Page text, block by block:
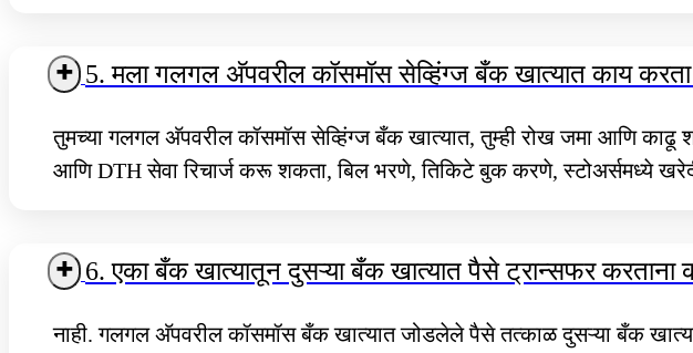
5. मला गलगल अ‍ॅपवरील कॉसमॉस सेव्हिंग्ज बँक खात्यात काय
तुमच्या गलगल अ‍ॅपवरील कॉसमॉस सेव्हिंग्ज बँक खात्यात, तुम्ही रोख जमा आणि
आणि DTH सेवा रिचार्ज करू शकता, बिल भरणे, तिकिटे बुक करणे, स्टोअर्समध्ये
6. एका बँक खात्यातून दुसऱ्या बँक खात्यात पैसे ट्रान्सफर
नाही. गलगल अ‍ॅपवरील कॉसमॉस बँक खात्यात जोडलेले पैसे तत्काळ दुसऱ्या बँक